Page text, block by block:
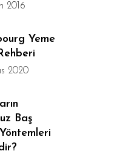
2016
Yeme
2020
Baş